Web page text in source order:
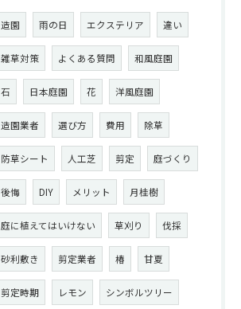
造園 雨の日 エクステリア 違い
雑草対策 よくある質問 和風庭園
石 日本庭園 花 洋風庭園
造園業者 選び方 費用 除草
防草シート 人工芝 剪定 庭づくり
後悔 DIY メリット 月桂樹
庭に植えてはいけない 草刈り 伐採
砂利敷き 剪定業者 椿 甘夏
剪定時期 レモン シンボルツリー